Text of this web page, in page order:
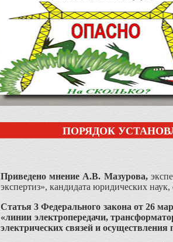
ПОРЯДОК
Приведено мнение А.В. Мазурова,
экспертиз», кандидата юридических
Статья 3 Федерального закона от 26
«линии электропередачи,
электрических связей и осуществления